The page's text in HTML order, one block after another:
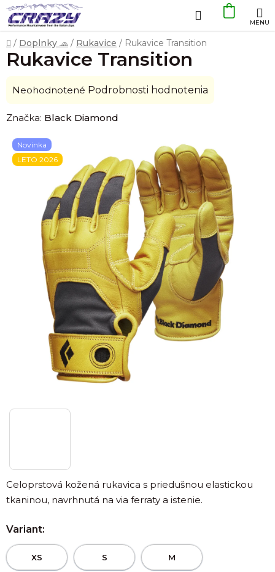
Prejsť
na
obsah
Hľadať
KOŠÍK
Domov
/ Doplnky 🧢 / Rukavice / Rukavice Transition
Celoprstová kožená rukavica s priedušnou elastickou
tkaninou, navrhnutá na via ferraty a istenie.
Variant:
XS S M
Rukavice Transition
Priemerné
produktu
je
0,0
z
hviezdičiek.
Neohodnotené Podrobnosti hodnotenia
Značka: Black Diamond
Novinka
LETO 2026